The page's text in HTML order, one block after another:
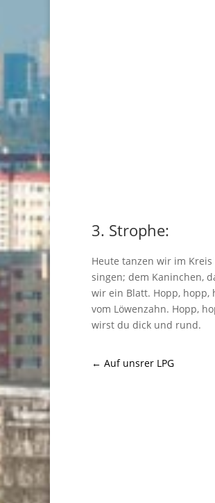
3. Strophe:
Heute tanzen wir im
singen; dem Kaninchen,
wir ein Blatt. Hopp, hopp,
vom Löwenzahn. Hopp,
wirst du dick und rund.
← Auf unsrer LPG